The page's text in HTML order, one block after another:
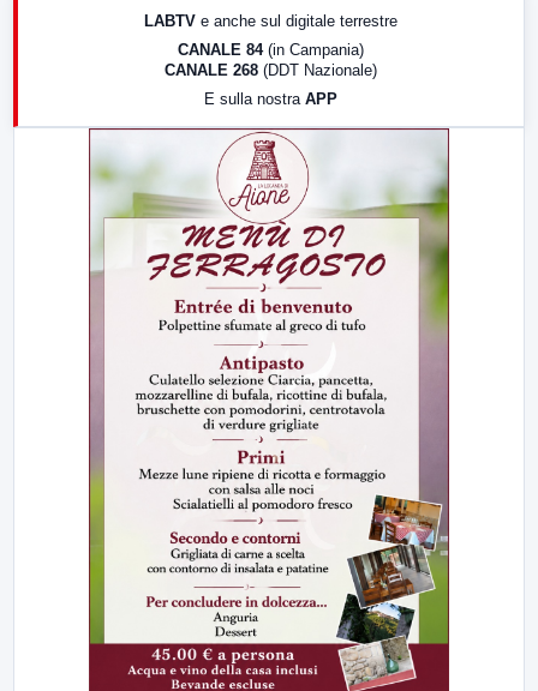
LABTV e anche sul digitale terrestre
CANALE 84 (in Campania)
CANALE 268 (DDT Nazionale)
E sulla nostra APP